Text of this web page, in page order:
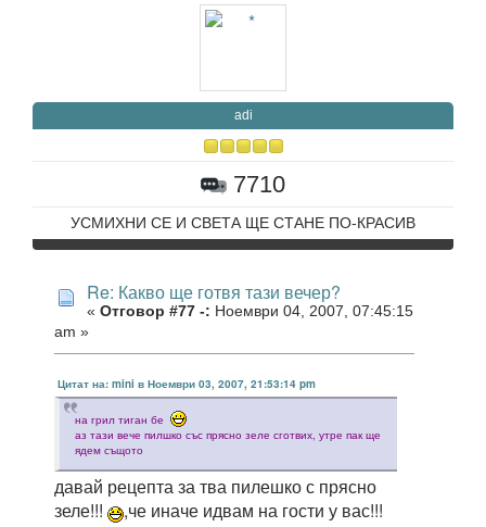
adi
7710
УСМИХНИ СЕ И СВЕТА ЩЕ СТАНЕ ПО-КРАСИВ
Re: Какво ще готвя тази вечер?
« Отговор #77 -: Ноември 04, 2007, 07:45:15
am »
Цитат на: mini в Ноември 03, 2007, 21:53:14 pm
на грил тиган бе
аз тази вече пилшко със прясно зеле сготвих, утре пак ще
ядем същото
давай рецепта за тва пилешко с прясно
зеле!!!
,че иначе идвам на гости у вас!!!